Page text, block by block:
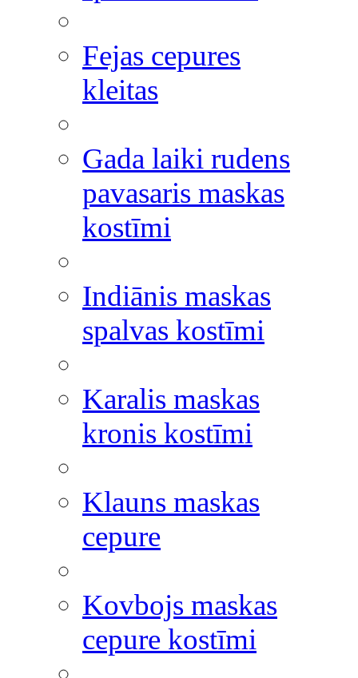
Fejas cepures
kleitas
Gada laiki rudens
pavasaris maskas
kostīmi
Indiānis maskas
spalvas kostīmi
Karalis maskas
kronis kostīmi
Klauns maskas
cepure
Kovbojs maskas
cepure kostīmi